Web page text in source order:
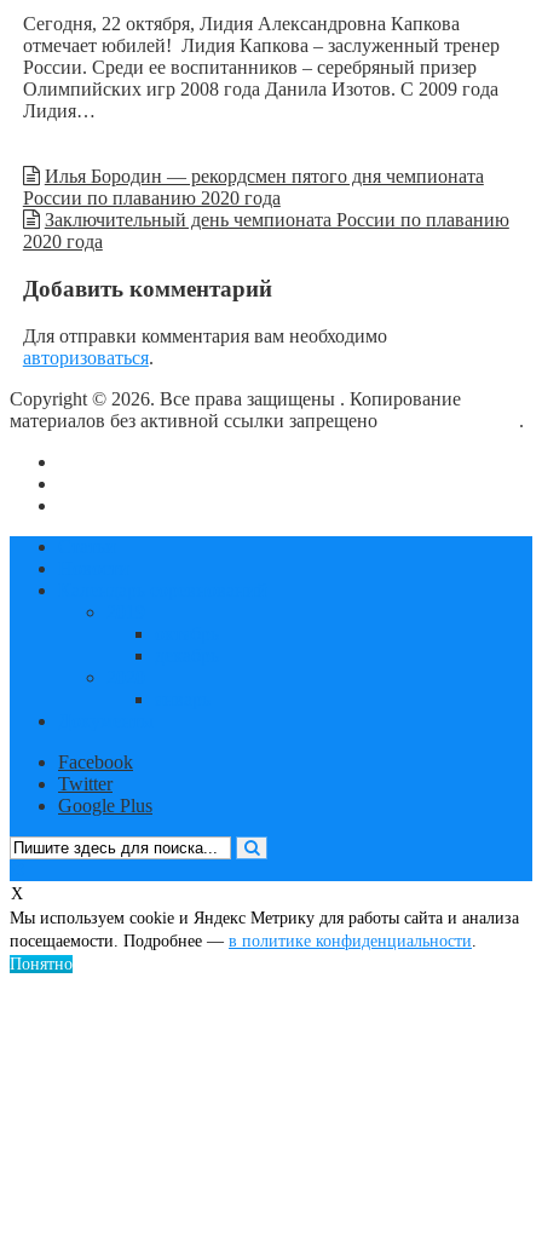
Сегодня, 22 октября, Лидия Александровна Капкова
отмечает юбилей! Лидия Капкова – заслуженный тренер
России. Среди ее воспитанников – серебряный призер
Олимпийских игр 2008 года Данила Изотов. С 2009 года
Лидия…
Илья Бородин — рекордсмен пятого дня чемпионата
России по плаванию 2020 года
Заключительный день чемпионата России по плаванию
2020 года
Добавить комментарий
Для отправки комментария вам необходимо
авторизоваться.
Copyright © 2026. Все права защищены . Копирование
материалов без активной ссылки запрещено
.
Facebook
Twitter
Google Plus
X
Мы используем cookie и Яндекс Метрику для работы сайта и анализа
посещаемости. Подробнее — в политике конфиденциальности
Понятно